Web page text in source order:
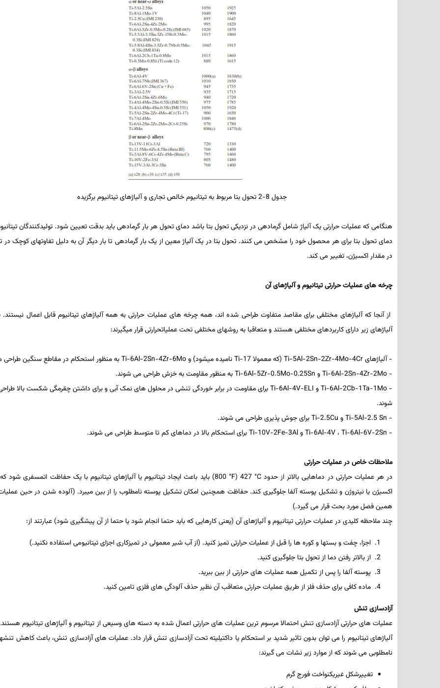
جدول 8-2 تحول بتا مربوط به تیتانیوم خالص تجاری و آلیاژهای تیتانیوم برگزیده
هنگامی که عملیات­ حرارتی یک آلیاژ شامل گرمادهی در نزدیکی تحول بتا باشد دمای تحول هر بار گرمادهی باید بدقت تعیین شود. تولیدکنندگان
دمای تحول بتا برای هر محصول خود را مشخص می­ کنند. تحول بتا در یک آلیاژ معین از یک بار گرمادهی تا بار دیگر آن به دلیل تفاوت­های کوچک در
در مقدار اکسیژن، تغییر می­ کند.
چرخه­ های عملیات­ حرارتی تیتانیوم و آلیاژهای آن
از آنجا که آلیاژهای مختلفی برای مقاصد متفاوت طراحی شده ­اند، همه چرخه ­های عملیات­ حرارتی به همه آلیاژهای تیتانیوم قابل اعمال نیستند.
آلیاژهای زیر دارای کاربردهای مختلفی هستند و متعاقبا به روش­های مختلفی تحت عملیات­حرارتی قرار می­گیرند:
- آلیاژهایTi-5Al-2Sn-2Zr-4Mo-4Cr (که معمولاTi-17نامیده می­شود) وTi-6Al-2Sn-4Zr-6Moبه منظور استحکام در مقاطع سنگین
-
Ti-6Al-2Sn-4Zr-2Moو Ti-6Al-5Zr-0.5Mo-0.25Snبه منظور مقاومت به خزش طراحی می­ شوند.
-
Ti-6Al-2Cb-1Ta-1Moو Ti-6Al-4V-ELIبرای مقاومت در برابر خوردگی تنشی در محلول­ های نمک آبی و برای داشتن چقرمگی شکست بالا
شوند.
-
Ti-5Al-2.5 Snو Ti-2.5Cuبرای جوش­ پذیری طراحی می ­شوند.
-
Ti-6Al-6V-2Sn ، Ti-6Al-4VوTi-10V-2Fe-3Alبرای استحکام بالا در دماهای کم تا متوسط طراحی می­ شوند.
ملاحظات خاص در عملیات­ حرارتی
در هر عملیات­ حرارتی در دماهایی بالاتر از حدود °C
427 (
°F
800) باید باعث ایجاد تیتانیوم یا آلیاژهای تیتانیوم با یک حفاظت اتمسفری شود
اکسیژن یا نیتروژن و تشکیل پوسته آلفا جلوگیری کند. حفاظت هم­چنین امکان تشکیل پوسته نامطلوب را از بین می­برد. (آلوده­ شدن در حین
همین فصل مورد بحث قرار می­ گیرد.)
چند ملاحظه کلیدی در عملیات­ حرارتی تیتانیوم و آلیاژهای آن (یعنی کارهایی که باید حتما انجام شود یا حتما از آن پیشگیری شود) عبارتند از:
اجزا، چفت و بست­ها و کوره­ ها را قبل از عملیات­ حرارتی تمیز کنید. (از آب شیر معمولی در تمیزکاری اجزای تیتانیومی استفاده نکنید.)
از بالاتر رفتن دما از تحول بتا جلوگیری کنید.
پوسته آلفا را پس از تکمیل همه عملیات­ های حرارتی از بین ببرید.
ماده کافی برای حذف فلز از طریق عملیات­ حرارتی متعاقب آن نظیر حذف آلودگی­ های فلزی تامین کنید.
آزادسازی تنش
عملیات­ های حرارتی آزادسازی تنش احتمالا مرسوم ­ترین عملیات­ های حرارتی اعمال­ شده به دسته ­های وسیعی از تیتانیوم و آلیاژهای تیتانیوم هستند.
آلیاژهای تیتانیوم را می­ توان بدون تاثیر شدید بر استحکام یا داکتیلیته تحت آزادسازی تنش قرار داد. عملیات­ های آزادسازی تنش، باعث کاهش
نامطلوبی می­ شوند که از موارد زیر نشات می­ گیرند:
تغییرشکل غیریکنواخت فورج گرم